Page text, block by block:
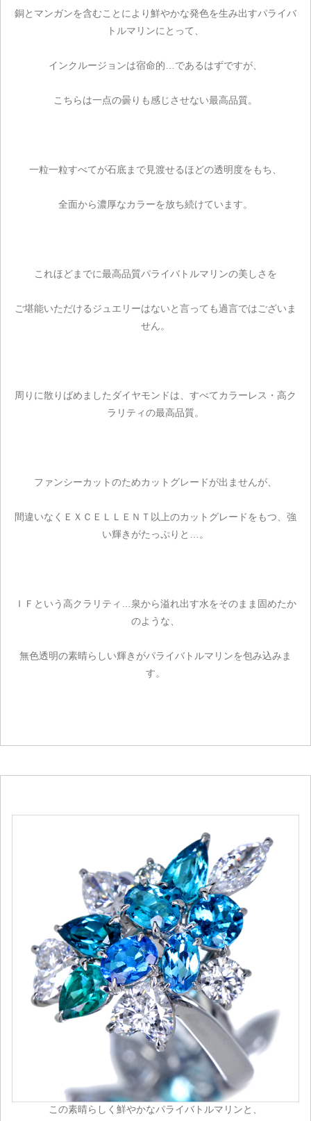
銅とマンガンを含むことにより鮮やかな発色を生み出すパライバ
トルマリンにとって、
インクルージョンは宿命的…であるはずですが、
こちらは一点の曇りも感じさせない最高品質。
一粒一粒すべてが石底まで見渡せるほどの透明度をもち、
全面から濃厚なカラーを放ち続けています。
これほどまでに最高品質パライバトルマリンの美しさを
ご堪能いただけるジュエリーはないと言っても過言ではございま
せん。
周りに散りばめましたダイヤモンドは、すべてカラーレス・高ク
ラリティの最高品質。
ファンシーカットのためカットグレードが出ませんが、
間違いなくＥＸＣＥＬＬＥＮＴ以上のカットグレードをもつ、強
い輝きがたっぷりと…。
ＩＦという高クラリティ…泉から溢れ出す水をそのまま固めたか
のような、
無色透明の素晴らしい輝きがパライバトルマリンを包み込みま
す。
この素晴らしく鮮やかなパライバトルマリンと、